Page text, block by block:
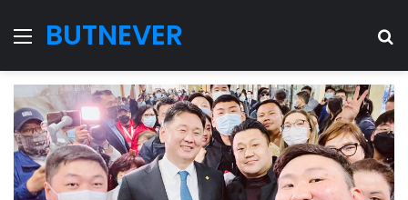
Menu
BUTNEVER